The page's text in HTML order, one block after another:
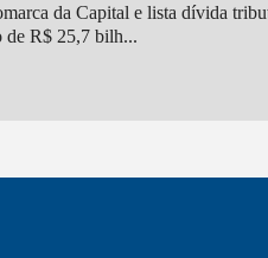
da Capital e lista dívida
de R$ 25,7 bilh...